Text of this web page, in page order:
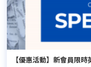
【優惠活動】新會員限